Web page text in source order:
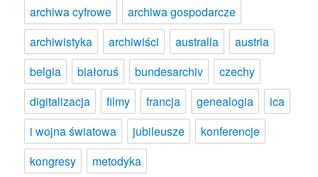
archiwa cyfrowe
archiwa gospodarcze
archiwistyka
archiwiści australia
austria
belgia
białoruś bundesarchiv
czechy
digitalizacja
filmy francja genealogia
ica
i wojna światowa
jubileusze
konferencje
kongresy
metodyka